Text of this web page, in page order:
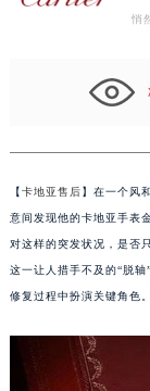
悄
【卡地亚售后】在一个风
意间发现他的卡地亚手表
对这样的突发状况，是否
这一让人措手不及的“脱
修复过程中扮演关键角色。